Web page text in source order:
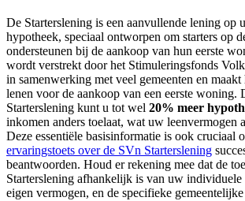
De Starterslening is een aanvullende lening op
hypotheek, speciaal ontworpen om starters op
ondersteunen bij de aankoop van hun eerste
wordt verstrekt door het Stimuleringsfonds
in samenwerking met veel gemeenten en
lenen voor de aankoop van een eerste woning.
Starterslening kunt u tot wel 20% meer
inkomen anders toelaat, wat uw leenvermogen
Deze essentiële basisinformatie is ook cruciaal
ervaringstoets over de SVn Starterslening
beantwoorden. Houd er rekening mee dat de
Starterslening afhankelijk is van uw individuele
eigen vermogen, en de specifieke